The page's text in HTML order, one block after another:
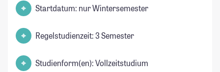
Startdatum: nur Wintersemester
Regelstudienzeit: 3 Semester
Studienform(en): Vollzeitstudium